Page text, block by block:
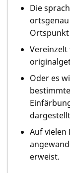
Die
Vereinzelt
Oder es
Auf vielen
erweist.